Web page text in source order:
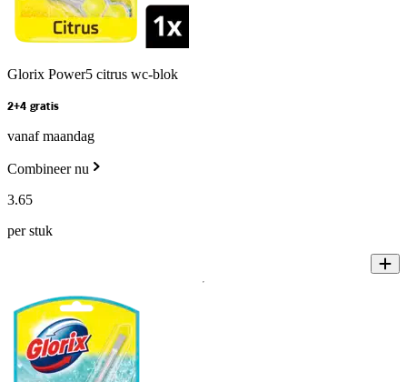
Glorix Power5 citrus wc-blok
2+4 gratis
vanaf maandag
Combineer nu
3.65
per stuk